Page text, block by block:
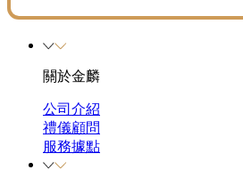
關於金麟
公司介紹
禮儀顧問
服務據點